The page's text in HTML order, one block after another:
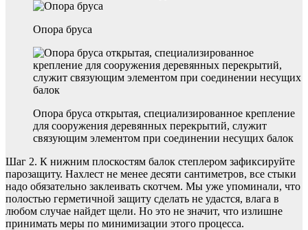
Опора бруса
Опора бруса открытая, специализированное крепление
для сооружения деревянных перекрытий, служит
связующим элементом при соединении несущих балок
Шаг 2. К нижним плоскостям балок степлером зафиксируйте
парозащиту. Нахлест не менее десяти сантиметров, все стыки
надо обязательно заклеивать скотчем. Мы уже упоминали, что
полостью герметичной защиту сделать не удастся, влага в
любом случае найдет щели. Но это не значит, что излишне
принимать меры по минимизации этого процесса.